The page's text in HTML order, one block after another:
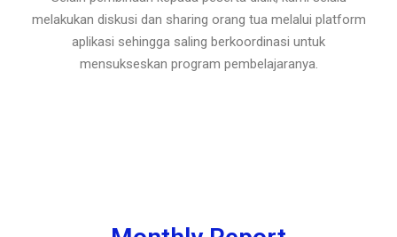
melakukan diskusi dan sharing orang tua melalui platform
aplikasi sehingga saling berkoordinasi untuk
mensukseskan program pembelajaranya.